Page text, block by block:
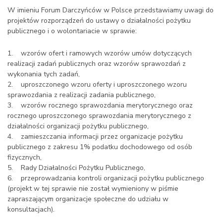
W imieniu Forum Darczyńców w Polsce przedstawiamy uwagi do
projektów rozporządzeń do ustawy o działalności pożytku
publicznego i o wolontariacie w sprawie:
1. wzorów ofert i ramowych wzorów umów dotyczących
realizacji zadań publicznych oraz wzorów sprawozdań z
wykonania tych zadań,
2. uproszczonego wzoru oferty i uproszczonego wzoru
sprawozdania z realizacji zadania publicznego,
3. wzorów rocznego sprawozdania merytorycznego oraz
rocznego uproszczonego sprawozdania merytorycznego z
działalności organizacji pożytku publicznego,
4. zamieszczania informacji przez organizacje pożytku
publicznego z zakresu 1% podatku dochodowego od osób
fizycznych,
5. Rady Działalności Pożytku Publicznego,
6. przeprowadzania kontroli organizacji pożytku publicznego
(projekt w tej sprawie nie został wymieniony w piśmie
zapraszającym organizacje społeczne do udziału w
konsultacjach).